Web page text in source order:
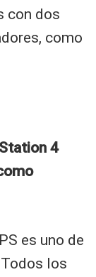
con dos
como
4
es uno de
los